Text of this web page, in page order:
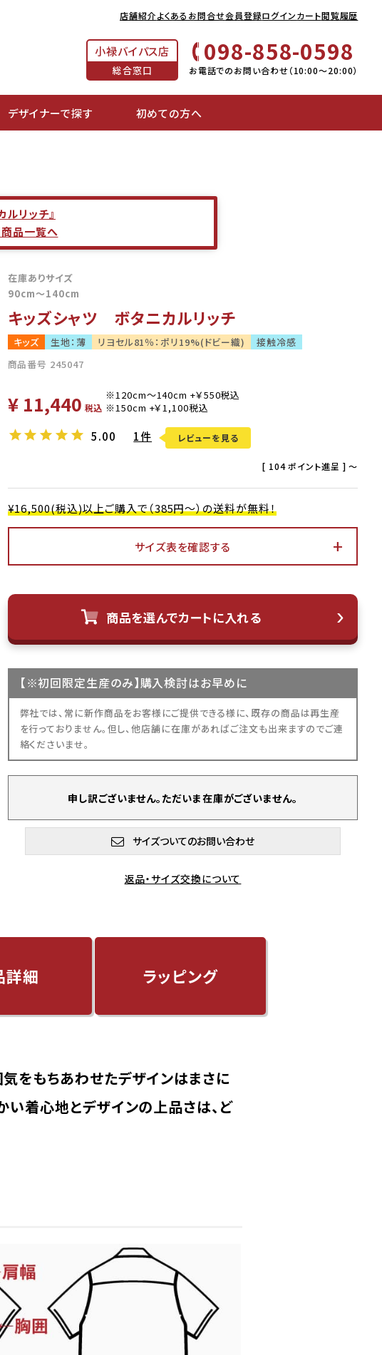
店舗紹介よくあるお問合せ会員登録ログインカート閲覧履歴
小禄バイパス店
総合窓口
098-858-0598
お電話でのお問い合わせ（10:00～20:00）
デザイナーで探す 初めての方へ
ルリッチ』
商品一覧へ
在庫ありサイズ
90cm〜140cm
キッズシャツ ボタニカルリッチ
キッズ 生地：薄 リヨセル81％：ポリ19%(ドビー織)
接触冷感
商品番号 245047
¥ 11,440 税込
5.00 1件 レビューを見る
[ 104 ポイント進呈 ] 〜
¥16,500(税込)以上ご購入で（385円～）の送料が無料！
サイズ表を確認する
商品を選んでカートに入れる
【※初回限定生産のみ】購入検討はお早めに
弊社では、常に新作商品をお客様にご提供できる様に、既存の商品は再生産
を行っておりません。但し、他店舗に在庫があればご注文も出来ますのでご連
絡くださいませ。
申し訳ございません。ただいま在庫がございません。
サイズついてのお問い合わせ
返品・サイズ交換について
詳細 ラッピング
をもちあわせたデザインはまさに
い着心地とデザインの上品さは、ど